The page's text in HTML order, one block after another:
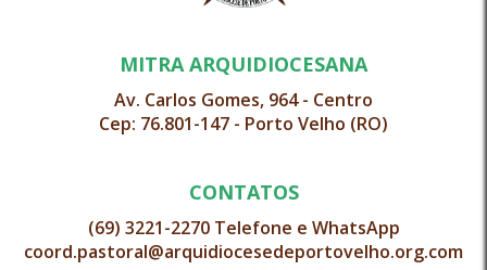
MITRA ARQUIDIOCESANA
Av. Carlos Gomes, 964 - Centro
Cep: 76.801-147 - Porto Velho (RO)
CONTATOS
(69) 3221-2270 Telefone e WhatsApp
coord.pastoral@arquidiocesedeportovelho.org.com